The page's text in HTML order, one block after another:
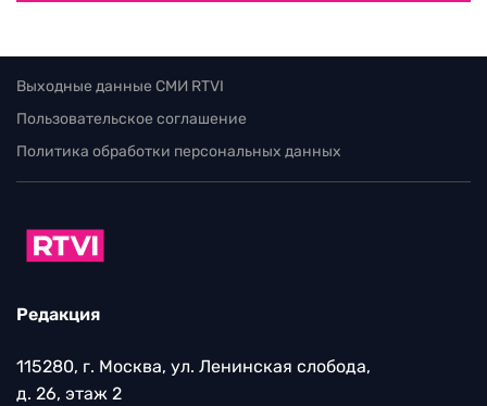
Выходные данные СМИ RTVI
Пользовательское соглашение
Политика обработки персональных данных
Редакция
115280, г. Москва, ул. Ленинская слобода,
д. 26, этаж 2